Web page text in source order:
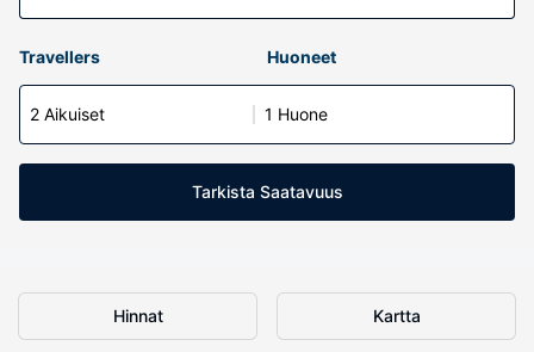
Travellers Huoneet
2 Aikuiset 1 Huone
Tarkista Saatavuus
Hinnat Kartta